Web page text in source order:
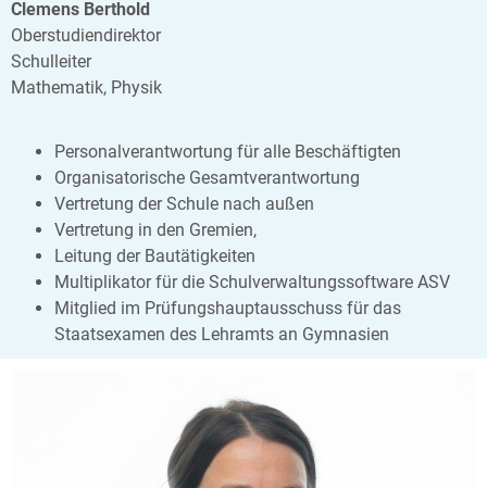
Clemens Berthold
Oberstudiendirektor
Schulleiter
Mathematik, Physik
Personalverantwortung für alle Beschäftigten
Organisatorische Gesamtverantwortung
Vertretung der Schule nach außen
Vertretung in den Gremien,
Leitung der Bautätigkeiten
Multiplikator für die Schulverwaltungssoftware ASV
Mitglied im Prüfungshauptausschuss für das
Staatsexamen des Lehramts an Gymnasien